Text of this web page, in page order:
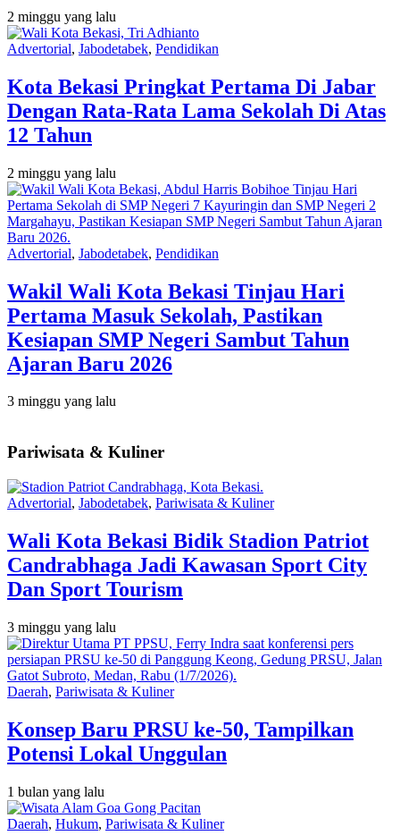
2 minggu yang lalu
Advertorial, Jabodetabek, Pendidikan
Kota Bekasi Pringkat Pertama Di Jabar
Dengan Rata-Rata Lama Sekolah Di Atas
12 Tahun
2 minggu yang lalu
Advertorial, Jabodetabek, Pendidikan
Wakil Wali Kota Bekasi Tinjau Hari
Pertama Masuk Sekolah, Pastikan
Kesiapan SMP Negeri Sambut Tahun
Ajaran Baru 2026
3 minggu yang lalu
Pariwisata & Kuliner
Advertorial, Jabodetabek, Pariwisata & Kuliner
Wali Kota Bekasi Bidik Stadion Patriot
Candrabhaga Jadi Kawasan Sport City
Dan Sport Tourism
3 minggu yang lalu
Daerah, Pariwisata & Kuliner
Konsep Baru PRSU ke-50, Tampilkan
Potensi Lokal Unggulan
1 bulan yang lalu
Daerah, Hukum, Pariwisata & Kuliner